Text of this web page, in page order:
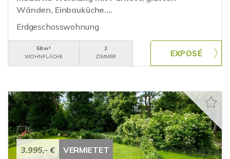
Wänden, Einbauküche....
Erdgeschosswohnung
58 m²
WOHNFLÄCHE
2
ZIMMER
3.995,- € VERMIETET